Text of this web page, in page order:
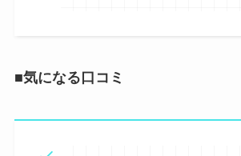
■気になる口コミ